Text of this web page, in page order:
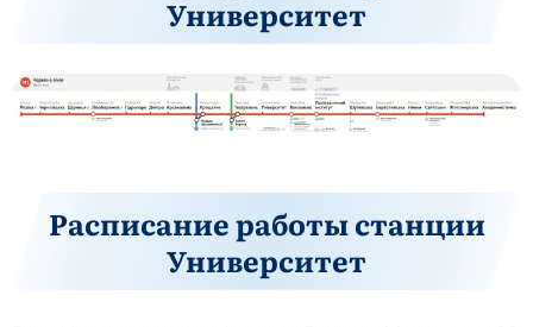
Университет
Расписание работы станции
Университет